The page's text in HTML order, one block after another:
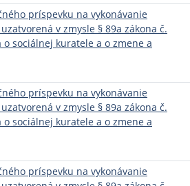
príspevku na vykonávanie
v zmysle § 89a zákona č.
sociálnej kuratele a o zmene a
príspevku na vykonávanie
v zmysle § 89a zákona č.
sociálnej kuratele a o zmene a
príspevku na vykonávanie